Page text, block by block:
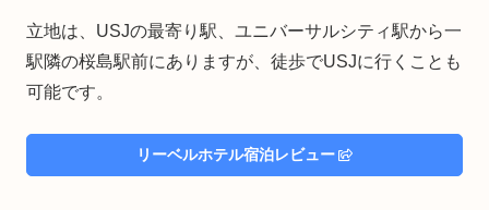
立地は、USJの最寄り駅、ユニバーサルシティ駅から一
駅隣の桜島駅前にありますが、徒歩でUSJに行くことも
可能です。
リーベルホテル宿泊レビュー